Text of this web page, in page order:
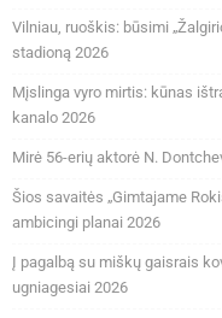
Vilniau, ruoškis: būsimi
stadioną 2026
Mįslinga vyro mirtis: kūnas
kanalo 2026
Mirė 56-erių aktorė N.
Šios savaitės „Gimtajame
ambicingi planai 2026
Į pagalbą su miškų gaisrais
ugniagesiai 2026